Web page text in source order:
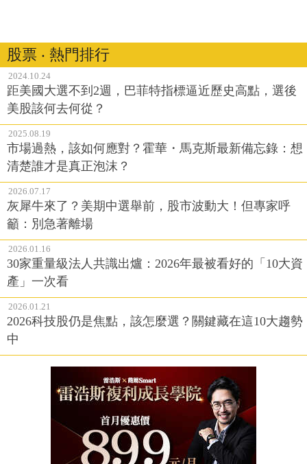
股票 ‧ 熱門排行
2024.10.24
距美國大選不到2週，巴菲特指標逼近歷史高點，選後
美股該何去何從？
2025.08.19
市場過熱，該如何應對？霍華・馬克斯最新備忘錄：想
清楚誰才是真正泡沫？
2026.07.17
灰犀牛來了？美期中選舉前，股市波動大！但專家呼
籲：別急著離場
2026.01.16
30家重量級法人共識出爐：2026年最被看好的「10大資
產」一次看
2026.01.21
2026科技股仍是焦點，該怎麼選？關鍵藏在這10大趨勢
中